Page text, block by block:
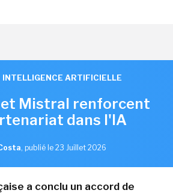
INTELLIGENCE ARTIFICIELLE
Mistral renforcent
dans l'IA
, publié le 23 Juillet 2026
a conclu un accord de